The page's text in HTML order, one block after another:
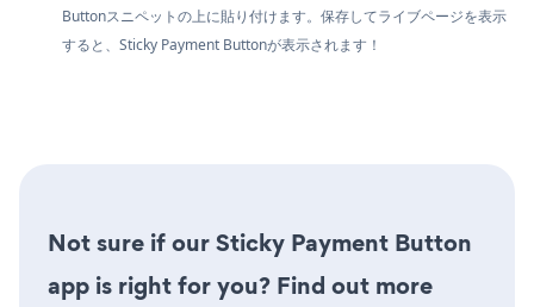
Buttonスニペットの上に貼り付けます。保存してライブページを表示
すると、Sticky Payment Buttonが表示されます！
Not sure if our Sticky Payment Button
app is right for you? Find out more